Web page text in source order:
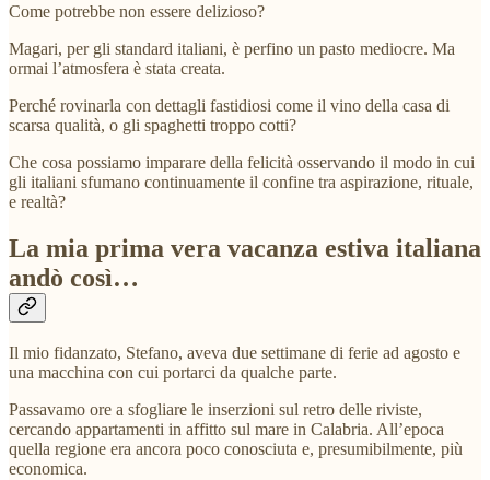
Come potrebbe non essere delizioso?
Magari, per gli standard italiani, è perfino un pasto mediocre. Ma
ormai l’atmosfera è stata creata.
Perché rovinarla con dettagli fastidiosi come il vino della casa di
scarsa qualità, o gli spaghetti troppo cotti?
Che cosa possiamo imparare della felicità osservando il modo in cui
gli italiani sfumano continuamente il confine tra aspirazione, rituale,
e realtà?
La mia prima vera vacanza estiva italiana
andò così…
Il mio fidanzato, Stefano, aveva due settimane di ferie ad agosto e
una macchina con cui portarci da qualche parte.
Passavamo ore a sfogliare le inserzioni sul retro delle riviste,
cercando appartamenti in affitto sul mare in Calabria. All’epoca
quella regione era ancora poco conosciuta e, presumibilmente, più
economica.